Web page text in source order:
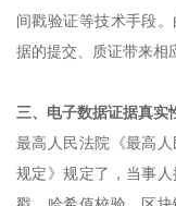
间戳验证等技术手段
据的提交、质证带来相
三、电子数据证据真实
最高人民法院《最高
规定》规定了，当事